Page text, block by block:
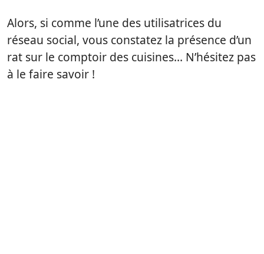
Alors, si comme l’une des utilisatrices du
réseau social, vous constatez la présence d’un
rat sur le comptoir des cuisines… N’hésitez pas
à le faire savoir !